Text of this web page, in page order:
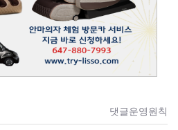
댓글운영원칙